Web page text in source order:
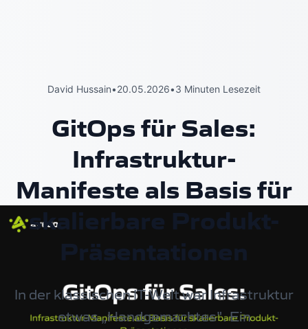
David Hussain•20.05.2026•3 Minuten Lesezeit
GitOps für Sales:
Infrastruktur-
Manifeste als Basis für
skalierbare Produkt-
Präsentationen
In der klassischen IT-Welt war Infrastruktur
etwas „Handgemachtes". Ein